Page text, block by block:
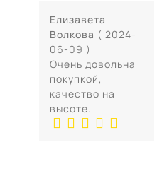
Елизавета
Волкова ( 2024-
06-09 )
Очень довольна
покупкой,
качество на
высоте.